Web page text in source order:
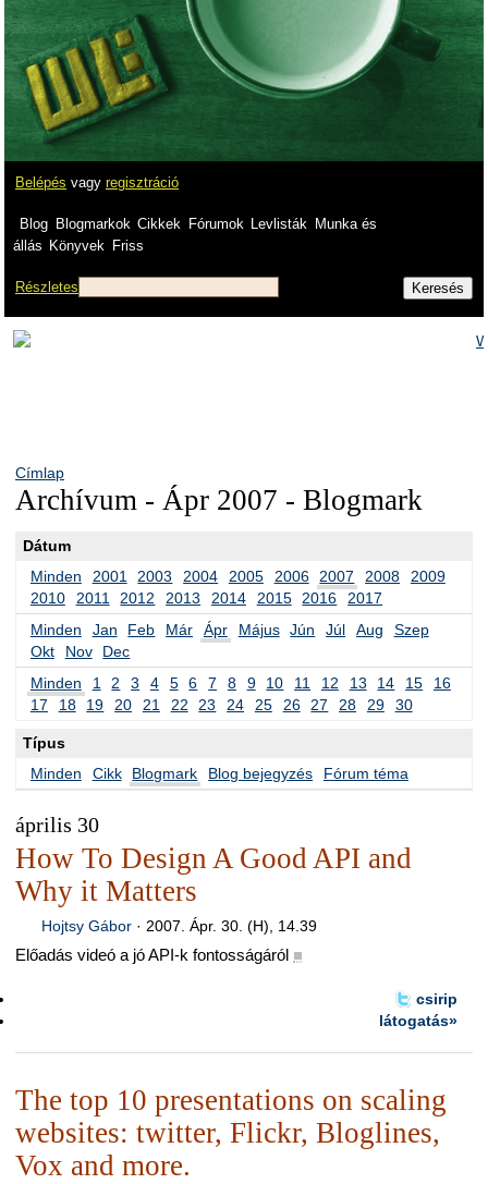
Belépés vagy regisztráció
Blog Blogmarkok Cikkek Fórumok Levlisták
Munka és
állás Könyvek Friss
Részletes
Címlap
Archívum - Ápr 2007 - Blogmark
Dátum
Minden
2001 2003 2004 2005 2006 2007 2008
2009
2010
2011 2012 2013 2014 2015 2016
2017
Minden
Jan Feb Már Ápr Május Jún Júl Aug
Szep
Okt
Nov
Dec
Minden
1 2 3 4 5 6 7 8 9 10 11 12 13 14 15
16
17
18 19 20 21 22 23 24 25 26 27 28 29 30
Típus
Minden
Cikk Blogmark Blog bejegyzés Fórum téma
április 30
How To Design A Good API and
Why it Matters
Hojtsy Gábor· 2007. Ápr. 30. (H), 14.39
Előadás videó a jó API-k fontosságáról ■
csirip
látogatás»
The top 10 presentations on scaling
websites: twitter, Flickr, Bloglines,
Vox and more.